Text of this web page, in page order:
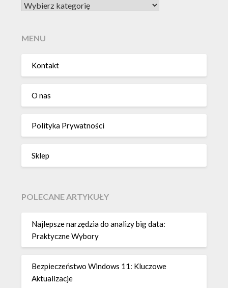
KATEGORIE
MENU
Kontakt
O nas
Polityka Prywatności
Sklep
POLECANE ARTYKUŁY
Najlepsze narzędzia do analizy big data:
Praktyczne Wybory
Bezpieczeństwo Windows 11: Kluczowe
Aktualizacje